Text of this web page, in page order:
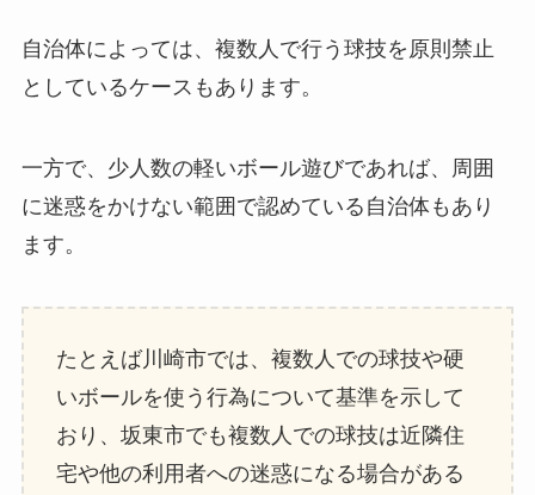
自治体によっては、複数人で行う球技を原則禁止
としているケースもあります。
一方で、少人数の軽いボール遊びであれば、周囲
に迷惑をかけない範囲で認めている自治体もあり
ます。
たとえば川崎市では、複数人での球技や硬
いボールを使う行為について基準を示して
おり、坂東市でも複数人での球技は近隣住
宅や他の利用者への迷惑になる場合がある